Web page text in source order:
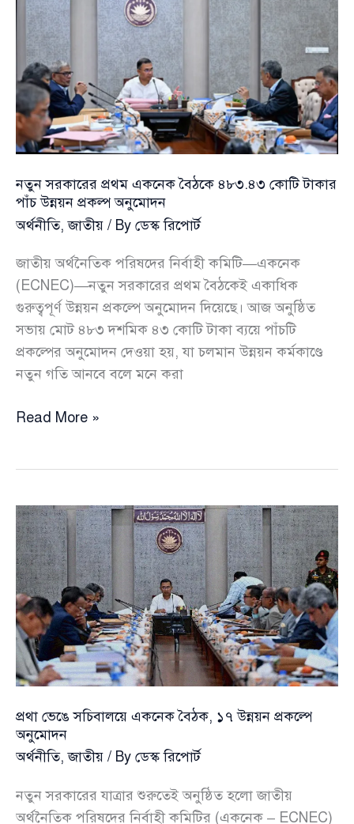
এলাকায়
ব্যাংক
বন্ধ
নতুন সরকারের প্রথম একনেক বৈঠকে ৪৮৩.৪৩ কোটি টাকার
পাঁচ উন্নয়ন প্রকল্প অনুমোদন
অর্থনীতি,জাতীয় / By ডেস্ক রিপোর্ট
জাতীয় অর্থনৈতিক পরিষদের নির্বাহী কমিটি—একনেক
(ECNEC)—নতুন সরকারের প্রথম বৈঠকেই একাধিক
গুরুত্বপূর্ণ উন্নয়ন প্রকল্পে অনুমোদন দিয়েছে। আজ অনুষ্ঠিত
সভায় মোট ৪৮৩ দশমিক ৪৩ কোটি টাকা ব্যয়ে পাঁচটি
প্রকল্পের অনুমোদন দেওয়া হয়, যা চলমান উন্নয়ন কর্মকাণ্ডে
নতুন গতি আনবে বলে মনে করা
নতুন
বৈঠকে
৪৮৩.৪৩
কোটি
টাকার
পাঁচ
উন্নয়ন
প্রকল্প
অনুমোদন
Read More »
প্রথা ভেঙে সচিবালয়ে একনেক বৈঠক, ১৭ উন্নয়ন প্রকল্পে
অনুমোদন
অর্থনীতি,জাতীয় / By ডেস্ক রিপোর্ট
নতুন সরকারের যাত্রার শুরুতেই অনুষ্ঠিত হলো জাতীয়
অর্থনৈতিক পরিষদের নির্বাহী কমিটির (একনেক – ECNEC)